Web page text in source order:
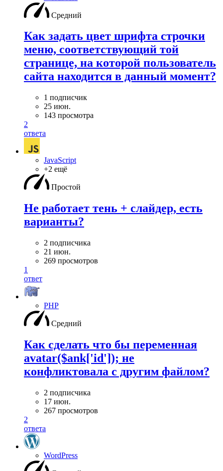
Средний
Как задать цвет шрифта строчки
меню, соответствующий той
странице, на которой пользователь
сайта находится в данный момент?
1 подписчик
25 июн.
143 просмотра
2
ответа
JavaScript
+2 ещё
Простой
Не работает тень + слайдер, есть
варианты?
2 подписчика
21 июн.
269 просмотров
1
ответ
PHP
Средний
Как сделать что бы переменная
avatar($ank['id']); не
конфликтовала с другим файлом?
2 подписчика
17 июн.
267 просмотров
2
ответа
WordPress